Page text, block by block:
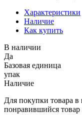
Характеристики
Наличие
Как купить
В наличии
Да
Базовая единица
упак
Наличие
Для покупки товара
понравившийся товар